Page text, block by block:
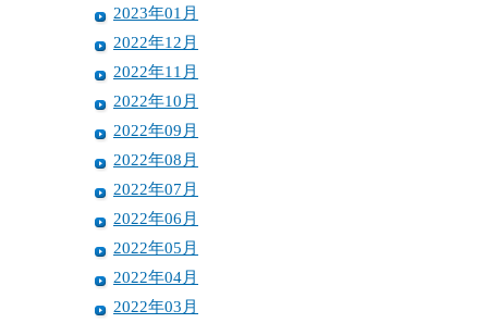
2023年01月
2022年12月
2022年11月
2022年10月
2022年09月
2022年08月
2022年07月
2022年06月
2022年05月
2022年04月
2022年03月